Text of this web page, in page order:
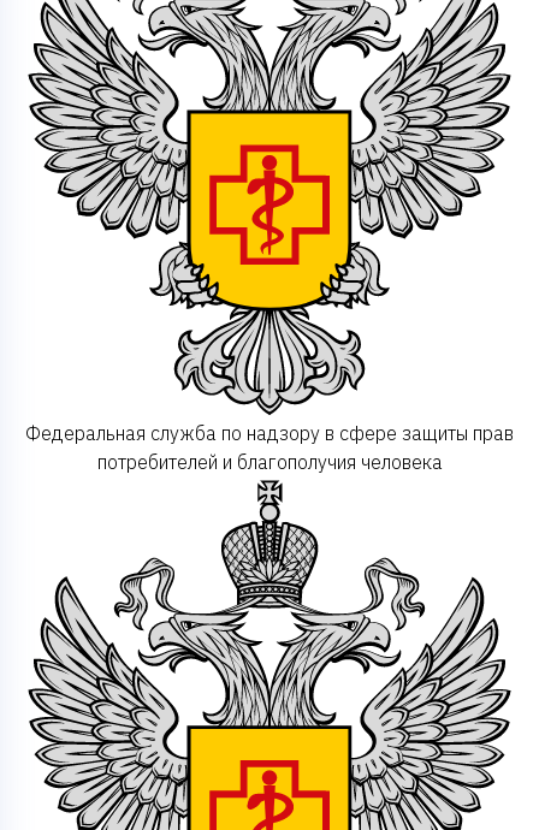
Федеральная служба по надзору в сфере защиты прав
потребителей и благополучия человека